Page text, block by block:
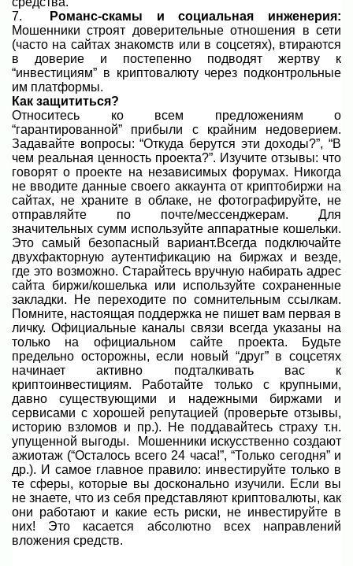
7.
Романс-скамы и социальная инженерия:
Мошенники строят доверительные отношения в сети
(часто на сайтах знакомств или в соцсетях), втираются
в доверие и постепенно подводят жертву к
“инвестициям” в криптовалюту через подконтрольные
им платформы.
Как защититься?
Относитесь ко всем предложениям о
“гарантированной” прибыли с крайним недоверием.
Задавайте вопросы: “Откуда берутся эти доходы?”, “В
чем реальная ценность проекта?”. Изучите отзывы: что
говорят о проекте на независимых форумах. Никогда
не вводите данные своего аккаунта от криптобиржи на
сайтах, не храните в облаке, не фотографируйте, не
отправляйте по почте/мессенджерам. Для
значительных сумм используйте аппаратные кошельки.
Это самый безопасный вариант.Всегда подключайте
двухфакторную аутентификацию на биржах и везде,
где это возможно. Старайтесь вручную набирать адрес
сайта биржи/кошелька или используйте сохраненные
закладки. Не переходите по сомнительным ссылкам.
Помните, настоящая поддержка не пишет вам первая в
личку. Официальные каналы связи всегда указаны на
только на официальном сайте проекта. Будьте
предельно осторожны, если новый “друг” в соцсетях
начинает активно подталкивать вас к
криптоинвестициям. Работайте только с крупными,
давно существующими и надежными биржами и
сервисами с хорошей репутацией (проверьте отзывы,
историю взломов и пр.). Не поддавайтесь страху т.н.
упущенной выгоды.
Мошенники искусственно создают
ажиотаж (“Осталось всего 24 часа!”, “Только сегодня” и
др.). И самое главное правило: инвестируйте только в
те сферы, которые вы досконально изучили. Если вы
не знаете, что из себя представляют криптовалюты, как
они работают и какие есть риски, не инвестируйте в
них! Это касается абсолютно всех направлений
вложения средств.